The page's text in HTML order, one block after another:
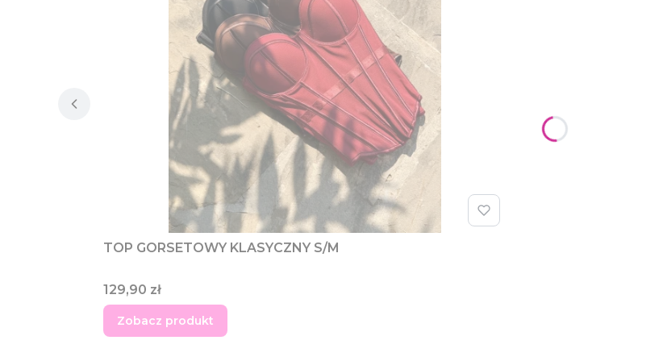
TOP GORSETOWY KLASYCZNY S/M
Cena
129,90 zł
Zobacz produkt